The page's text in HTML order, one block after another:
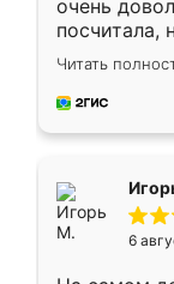
очень
посчитала,
Замерщик
делу со
за день,
Читать
6